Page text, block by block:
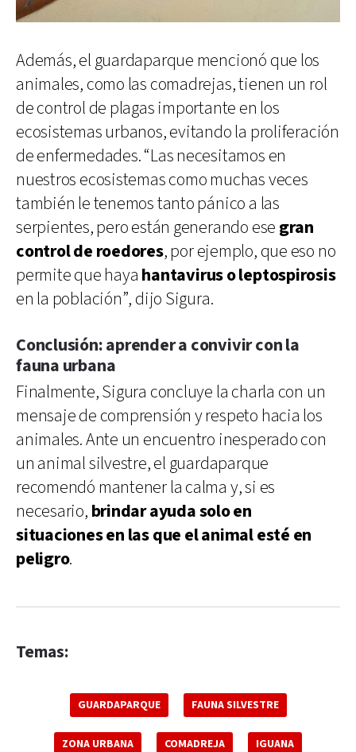
Además, el guardaparque mencionó que los
animales, como las comadrejas, tienen un rol
de control de plagas importante en los
ecosistemas urbanos, evitando la proliferación
de enfermedades. “Las necesitamos en
nuestros ecosistemas como muchas veces
también le tenemos tanto pánico a las
serpientes, pero están generando ese gran
control de roedores, por ejemplo, que eso no
permite que haya hantavirus o leptospirosis
en la población”, dijo Sigura.
Conclusión: aprender a convivir con la
fauna urbana
Finalmente, Sigura concluye la charla con un
mensaje de comprensión y respeto hacia los
animales. Ante un encuentro inesperado con
un animal silvestre, el guardaparque
recomendó mantener la calma y, si es
necesario, brindar ayuda solo en
situaciones en las que el animal esté en
peligro.
Temas:
GUARDAPARQUE FAUNA SILVESTRE
ZONA URBANA COMADREJA IGUANA